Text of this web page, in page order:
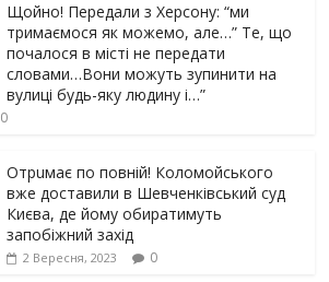
Щойно! Передали з Херсону: “ми
тримаємося як можемо, але…” Те, що
почалося в місті не передати
словами…Вони можуть зупинити на
вулиці будь-яку людину і…”
0
Отрuмає по повній! Коломойського
вже доставили в Шевченківський суд
Києва, де йому обиратимуть
запобіжний захід
2 Вересня, 2023 0